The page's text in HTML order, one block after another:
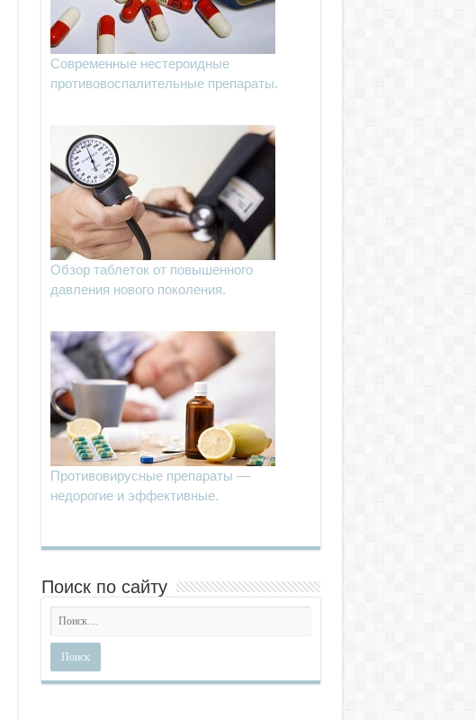
Современные нестероидные
противовоспалительные препараты.
Обзор таблеток от повышенного
давления нового поколения.
Противовирусные препараты —
недорогие и эффективные.
Поиск по сайту